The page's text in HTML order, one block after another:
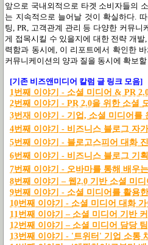
앞으로 국내외적으로 타겟 소비자들의
는 지속적으로 늘어날 것이 확실하다
팅 , PR,
고객관계 관리 등 다양한 커뮤니
게 접목시킬 수 있을지에 대한 전략 개발
력함과 동시에
이 리포트에서 확인한
커뮤니케이션의 양과 질을 동시에 확보
[기존 비즈앤미디어 칼럼 글 링크 모음]
1 번째 이야기 - 소셜 미디어 & PR
2번째 이야기 - PR 2.0을 위한 소셜
3번재 이야기 - 기업, 소셜 미디어를
4번째 이야기 - 비즈니스 블로그 자
5번째 이야기 - 블로고스피어 대화
6번째 이야기 - 비즈니스 블로그 기
7번째 이야기 - 오바마를 통해 배우는
8번째 이야기 – 웹2.0 기반 소셜 미디
9번째 이야기 - 소셜 미디어를 활용한
10번째 이야기 - 소셜 미디어 대화
11 번째 이야기 – 소셜 미디어 기반
12번째 이야기 – 소셜 미디어 담당
13번째 이야기 - '트위터' 기업 소통